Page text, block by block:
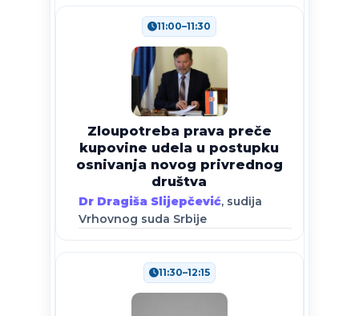
11:00–11:30
Zloupotreba prava preče
kupovine udela u postupku
osnivanja novog privrednog
društva
Dr Dragiša Slijepčević, sudija
Vrhovnog suda Srbije
11:30–12:15